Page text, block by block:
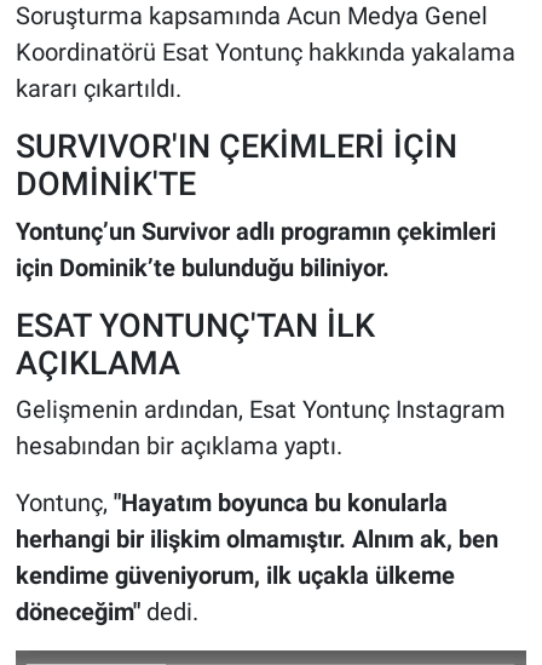
Soruşturma kapsamında Acun Medya Genel
Koordinatörü Esat Yontunç hakkında yakalama
kararı çıkartıldı.
SURVIVOR'IN ÇEKİMLERİ İÇİN
DOMİNİK'TE
Yontunç’un Survivor adlı programın çekimleri
için Dominik’te bulunduğu biliniyor.
ESAT YONTUNÇ'TAN İLK
AÇIKLAMA
Gelişmenin ardından, Esat Yontunç Instagram
hesabından bir açıklama yaptı.
Yontunç, "Hayatım boyunca bu konularla
herhangi bir ilişkim olmamıştır. Alnım ak, ben
kendime güveniyorum, ilk uçakla ülkeme
döneceğim" dedi.